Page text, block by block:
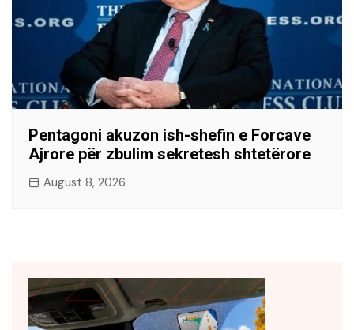
Pentagoni akuzon ish-shefin e Forcave
Ajrore për zbulim sekretesh shtetërore
August 8, 2026